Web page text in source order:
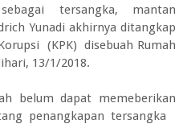
tersangka, mantan
Yunadi akhirnya ditangkap
(KPK) disebuah Rumah
13/1/2018.
belum dapat memeberikan
penangkapan tersangka